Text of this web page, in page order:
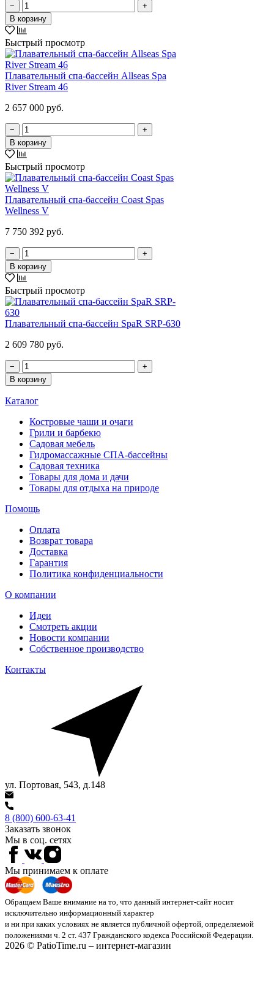
−
+
В корзину
Быстрый просмотр
Плавательный спа-бассейн Allseas Spa
River Stream 46
2 657 000 руб.
−
+
В корзину
Быстрый просмотр
Плавательный спа-бассейн Coast Spas
Wellness V
7 750 392 руб.
−
+
В корзину
Быстрый просмотр
Плавательный спа-бассейн SpaR SRP-630
2 609 780 руб.
−
+
В корзину
Каталог
Костровые чаши и очаги
Грили и барбекю
Садовая мебель
Гидромассажные СПА-бассейны
Садовая техника
Товары для дома и дачи
Товары для отдыха на природе
Помощь
Оплата
Возврат товара
Доставка
Гарантия
Политика конфиденциальности
О компании
Идеи
Смотреть акции
Новости компании
Собственное производство
Контакты
ул. Портовая, 543, д.148
8 (800) 600-63-41
Заказать звонок
Мы в соц. сетях
Мы принимаем к оплате
Обращаем Ваше внимание на то, что данный интернет-сайт носит
исключительно информационный характер
и ни при каких условиях не является публичной офертой, определяемой
положениями ч. 2 ст. 437 Гражданского кодекса Российской Федерации.
2026 © PatioTime.ru – интернет-магазин